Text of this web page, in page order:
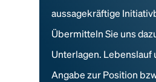
aussagekräftige
Übermitteln Sie uns
Unterlagen. Lebenslauf
Angabe zur Position